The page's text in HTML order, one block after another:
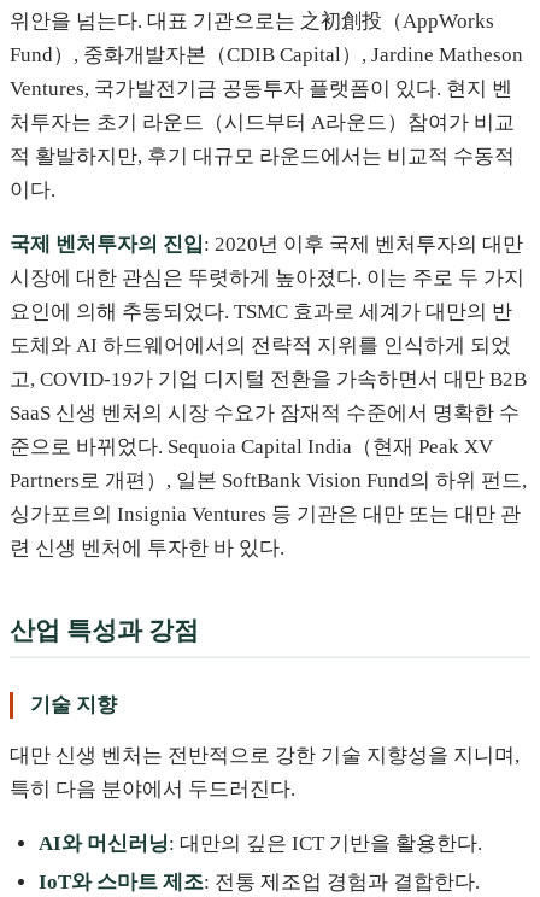
위안을 넘는다. 대표 기관으로는 之初創投（AppWorks
Fund）, 중화개발자본（CDIB Capital）, Jardine Matheson
Ventures, 국가발전기금 공동투자 플랫폼이 있다. 현지 벤
처투자는 초기 라운드（시드부터 A라운드）참여가 비교
적 활발하지만, 후기 대규모 라운드에서는 비교적 수동적
이다.
국제 벤처투자의 진입: 2020년 이후 국제 벤처투자의 대만
시장에 대한 관심은 뚜렷하게 높아졌다. 이는 주로 두 가지
요인에 의해 추동되었다. TSMC 효과로 세계가 대만의 반
도체와 AI 하드웨어에서의 전략적 지위를 인식하게 되었
고, COVID-19가 기업 디지털 전환을 가속하면서 대만 B2B
SaaS 신생 벤처의 시장 수요가 잠재적 수준에서 명확한 수
준으로 바뀌었다. Sequoia Capital India（현재 Peak XV
Partners로 개편）, 일본 SoftBank Vision Fund의 하위 펀드,
싱가포르의 Insignia Ventures 등 기관은 대만 또는 대만 관
련 신생 벤처에 투자한 바 있다.
산업 특성과 강점
기술 지향
대만 신생 벤처는 전반적으로 강한 기술 지향성을 지니며,
특히 다음 분야에서 두드러진다.
AI와 머신러닝: 대만의 깊은 ICT 기반을 활용한다.
IoT와 스마트 제조: 전통 제조업 경험과 결합한다.